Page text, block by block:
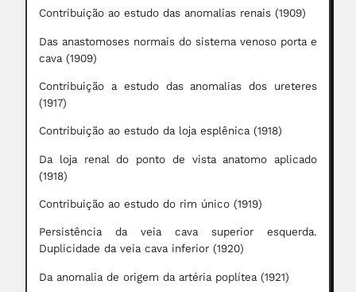
Contribuição ao estudo das anomalias renais (1909)
Das anastomoses normais do sistema venoso porta e
cava (1909)
Contribuição a estudo das anomalias dos ureteres
(1917)
Contribuição ao estudo da loja esplênica (1918)
Da loja renal do ponto de vista anatomo aplicado
(1918)
Contribuição ao estudo do rim único (1919)
Persistência da veia cava superior esquerda.
Duplicidade da veia cava inferior (1920)
Da anomalia de origem da artéria poplítea (1921)